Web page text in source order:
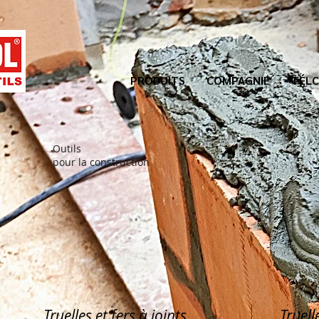
PRODUITS COMPAGNIE
Outils
pour la construction